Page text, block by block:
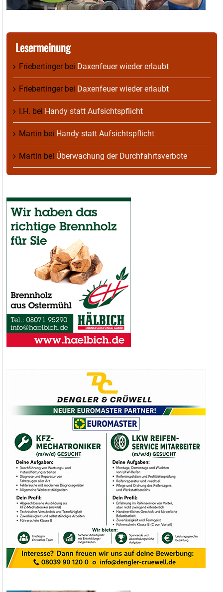
Lesermeinung
Friebertingerbei Daxenfeuer wieder erlaubt
Friebertingerbei Daxenfeuer wieder erlaubt
I.H. bei Handy statt Aufsichtspflicht
Martin bei Handy statt Aufsichtspflicht
Martin bei Überwachung der Durchfahrtsverbote